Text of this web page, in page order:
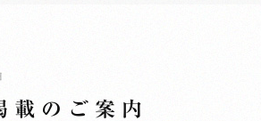
載のご案内